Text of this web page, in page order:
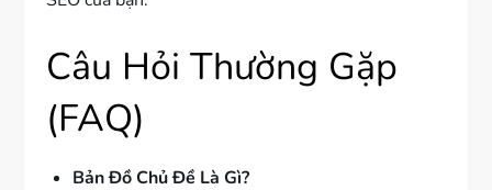
Câu Hỏi Thường Gặp
(FAQ)
Bản Đồ Chủ Đề Là Gì?